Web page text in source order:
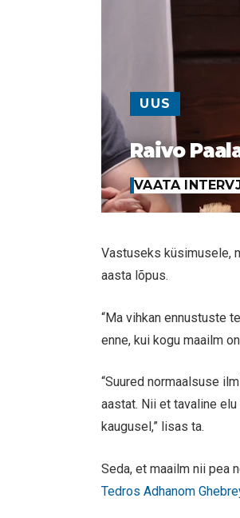
UUS
Raivo
VAATA
Vastuseks küsimusele,
aasta lõpus.
“Ma vihkan ennustuste
enne, kui kogu maailm
“Suured normaalsuse
aastat. Nii et tavaline
kaugusel,” lisas ta.
Seda, et maailm nii pea
Tedros Adhanom